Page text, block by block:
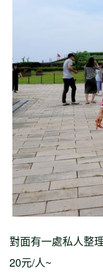
對面有一處私人整
20元/人~